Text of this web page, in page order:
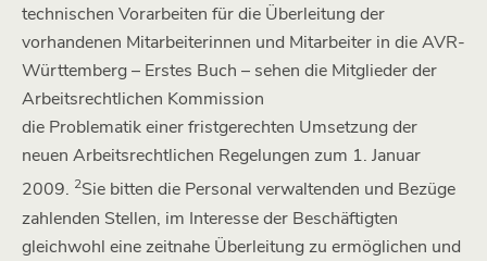
technischen Vorarbeiten für die Überleitung der
vorhandenen Mitarbeiterinnen und Mitarbeiter in die AVR-
Württemberg – Erstes Buch – sehen die Mitglieder der
Arbeitsrechtlichen Kommission
die Problematik einer fristgerechten Umsetzung der
neuen Arbeitsrechtlichen Regelungen zum 1. Januar
2009. 2Sie bitten die Personal verwaltenden und Bezüge
zahlenden Stellen, im Interesse der Beschäftigten
gleichwohl eine zeitnahe Überleitung zu ermöglichen und